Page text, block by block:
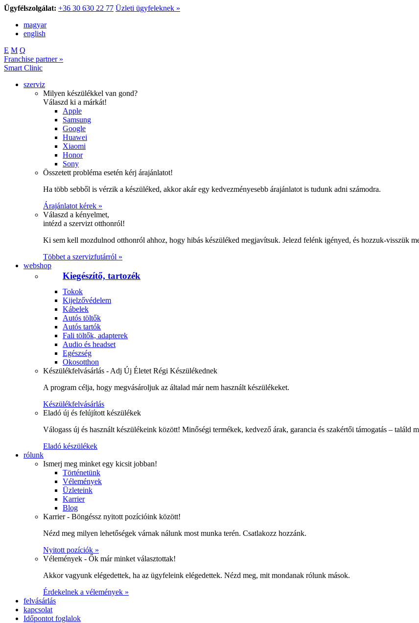
Ügyfélszolgálat: +36 30 630 22 77 Üzleti ügyfeleknek »
magyar
english
E M Q
Franchise partner »
Smart Clinic
szerviz
Milyen készülékkel van gond?
Válaszd ki a márkát!
Apple
Samsung
Google
Huawei
Xiaomi
Honor
Sony
Összetett probléma esetén kérj árajánlatot!
Ha több sebből is vérzik a készüléked, akkor akár egy kedvezményesebb árajánlatot is tudunk adni számodra.
Árajánlatot kérek »
Válaszd a kényelmet,
intézd a szervizt otthonról!
Ki sem kell mozdulnod otthonról ahhoz, hogy hibás készüléked megjavítsuk. Jelezd felénk igényed, és hozzuk-visszük
Többet a szervizfutárról »
webshop
Kiegészítő, tartozék
Tokok
Kijelzővédelem
Kábelek
Autós töltők
Autós tartók
Fali töltők, adapterek
Audio és headset
Egészség
Okosotthon
Készülékfelvásárlás - Adj Új Életet Régi Készülékednek
A program célja, hogy megvásároljuk az általad már nem használt készülékeket.
Készülékfelvásárlás
Eladó új és felújított készülékek
Válogass új és használt készülékeink között! Minőségi termékek, kedvező árak, garancia és szakértői támogatás – találd
Eladó készülékek
rólunk
Ismerj meg minket egy kicsit jobban!
Történetünk
Vélemények
Üzleteink
Karrier
Blog
Karrier - Böngéssz nyitott pozícióink között!
Nézd meg milyen lehetőségek várnak nálunk most munka terén. Csatlakozz hozzánk.
Nyitott pozíciók »
Vélemények - Ők már minket választottak!
Akkor vagyunk elégedettek, ha az ügyfeleink elégedettek. Nézd meg, mit mondanak rólunk mások.
Érdekelnek a vélemények »
felvásárlás
kapcsolat
Időpontot foglalok